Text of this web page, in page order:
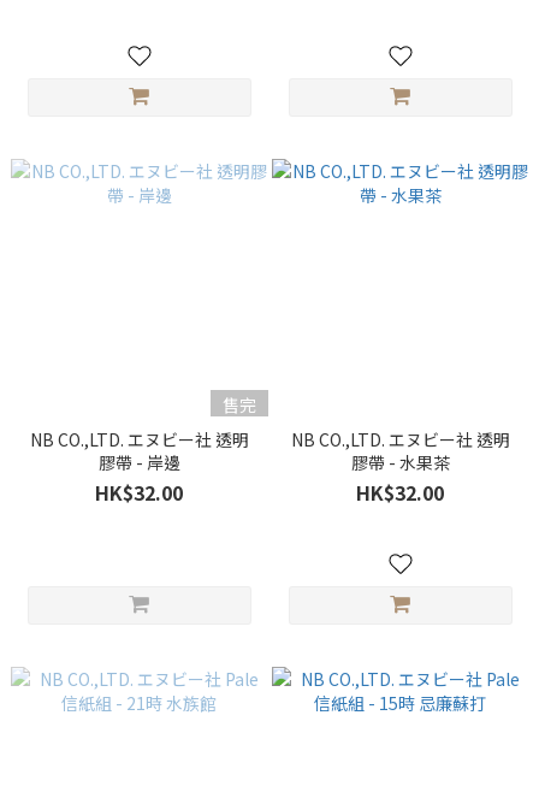
售完
NB CO.,LTD. エヌビー社 透明
膠帶 - 岸邊
HK$32.00
NB CO.,LTD. エヌビー社 透明
膠帶 - 水果茶
HK$32.00